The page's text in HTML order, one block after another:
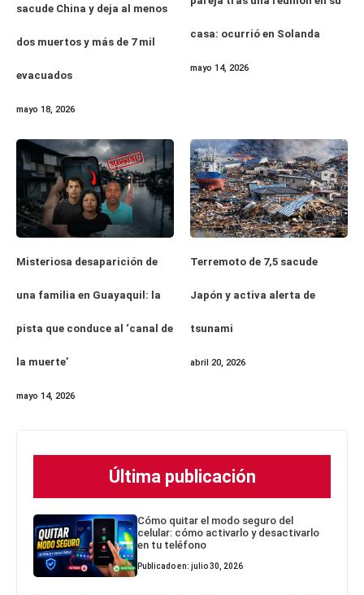
sacude China y deja al menos
dos muertos y más de 7 mil
evacuados
mayo 18, 2026
casa: ocurrió en Solanda
mayo 14, 2026
Misteriosa desaparición de
una familia en Guayaquil: la
pista que conduce al ‘canal de
la muerte’
mayo 14, 2026
Terremoto de 7,5 sacude
Japón y activa alerta de
tsunami
abril 20, 2026
Última publicación
Cómo quitar el modo seguro del
celular: cómo activarlo y desactivarlo
en tu teléfono
Publicado en: julio 30, 2026